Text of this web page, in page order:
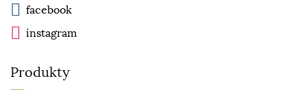
facebook
instagram
Produkty